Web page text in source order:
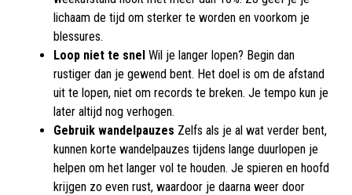
lichaam de tijd om sterker te worden en voorkom je
blessures.
Loop niet te snel Wil je langer lopen? Begin dan
rustiger dan je gewend bent. Het doel is om de afstand
uit te lopen, niet om records te breken. Je tempo kun je
later altijd nog verhogen.
Gebruik wandelpauzes Zelfs als je al wat verder bent,
kunnen korte wandelpauzes tijdens lange duurlopen je
helpen om het langer vol te houden. Je spieren en hoofd
krijgen zo even rust, waardoor je daarna weer door